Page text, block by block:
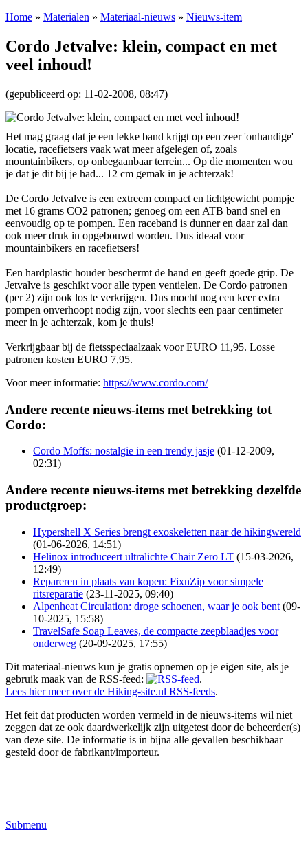
Home » Materialen » Materiaal-nieuws » Nieuws-item
Cordo Jetvalve: klein, compact en met
veel inhoud!
(gepubliceerd op: 11-02-2008, 08:47)
Het mag graag dat je een lekke band krijgt op een zeer 'onhandige'
locatie, racefietsers vaak wat meer afgelegen of, zoals
mountainbikers, op onbegaanbaar terrein... Op die momenten wou
je dat je dit bij je had... 12 cm gemak in je achterzak!
De Cordo Jetvalve is een extreem compact en lichtgewicht pompje
met 16 grams CO2 patronen; genoeg om een ATB band snel en
eenvoudig op te pompen. Een raceband is dunner en daar zal dan
ook meer druk in opgebouwd worden. Dus ideaal voor
mountainbikers en racefietsers!
Een hardplastic houder beschermt de hand en geeft goede grip. De
Jetvalve is geschikt voor alle typen ventielen. De Cordo patronen
(per 2) zijn ook los te verkrijgen. Dus mocht nog een keer extra
pompen onverhoopt nodig zijn, voor slechts een paar centimeter
meer in je achterzak, kom je thuis!
Verkrijgbaar bij de fietsspeciaalzaak voor EURO 11,95. Losse
patronen kosten EURO 7,95.
Voor meer informatie: https://www.cordo.com/
Andere recente nieuws-items met betrekking tot
Cordo:
Cordo Moffs: nostalgie in een trendy jasje (01-12-2009,
02:31)
Andere recente nieuws-items met betrekking dezelfde
productgroep:
Hypershell X Series brengt exoskeletten naar de hikingwereld
(01-06-2026, 14:51)
Helinox introduceert ultralichte Chair Zero LT (15-03-2026,
12:49)
Repareren in plaats van kopen: FixnZip voor simpele
ritsreparatie (23-11-2025, 09:40)
Alpenheat Circulation: droge schoenen, waar je ook bent (09-
10-2025, 15:58)
TravelSafe Soap Leaves, de compacte zeepblaadjes voor
onderweg (20-09-2025, 17:55)
Dit materiaal-nieuws kun je gratis opnemen op je eigen site, als je
gebruik maak van de RSS-feed:
.
Lees hier meer over de Hiking-site.nl RSS-feeds.
Het feit dat producten worden vermeld in de nieuws-items wil niet
zeggen dat ze ook daardwerkelijk zijn uitgetest door de beheerder(s)
van deze site. De informatie is in bijna alle gevallen beschikbaar
gesteld door de fabrikant/importeur.
Submenu